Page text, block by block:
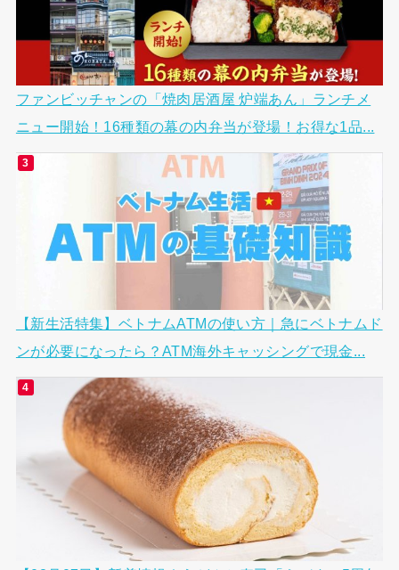
ファンビッチャンの「焼肉居酒屋 炉端あん」ランチメ
ニュー開始！16種類の幕の内弁当が登場！お得な1品...
【新生活特集】ベトナムATMの使い方｜急にベトナムド
ンが必要になったら？ATM海外キャッシングで現金...